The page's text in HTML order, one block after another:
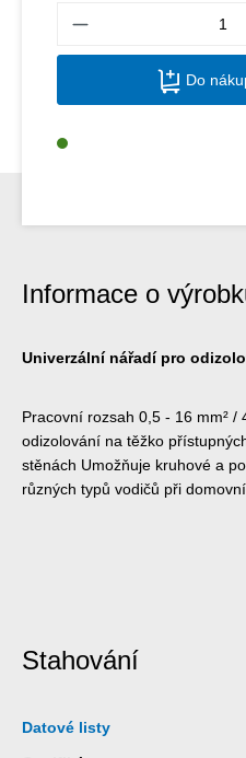
Do
Informace o
Univerzální nářadí pro
Pracovní rozsah 0,5 - 16 mm²
odizolování na těžko
stěnách Umožňuje kruhové a
různých typů vodičů při
Stahování
Datové listy